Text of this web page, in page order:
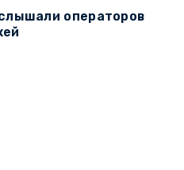
операторов